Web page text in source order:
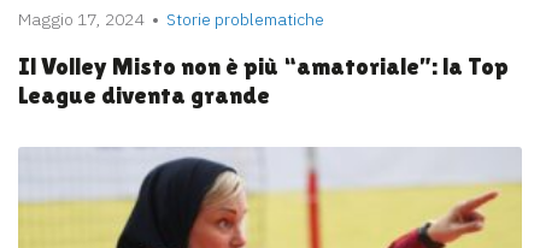
Maggio 17, 2024 Storie problematiche
Il Volley Misto non è più “amatoriale”: la Top
League diventa grande